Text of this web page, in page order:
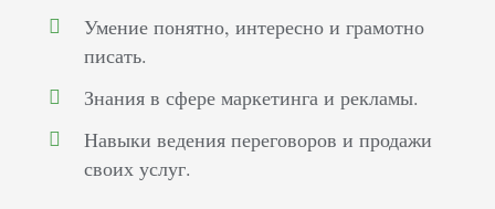
Умение понятно, интересно и грамотно
писать.
Знания в сфере маркетинга и рекламы.
Навыки ведения переговоров и продажи
своих услуг.